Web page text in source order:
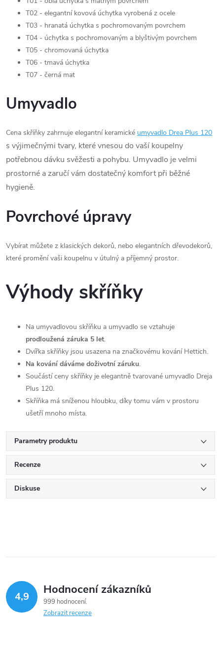
T02 - elegantní kovová úchytka vyrobená z ocele
T03 - hranatá úchytka s pochromovaným povrchem
T04 - úchytka s pochromovaným a blyštivým povrchem
T05 - chromovaná úchytka
T06 - tmavá úchytka
T07 - černá mat
Umyvadlo
Cena skříňky zahrnuje elegantní keramické umyvadlo Drea Plus 120
s výjimečnými tvary, které vnesou do vaší koupelny
potřebnou dávku svěžesti a pohybu. Umyvadlo je velmi
prostorné a zaručí vám dostatečný komfort při běžné
hygieně.
Povrchové úpravy
Vybírat můžete z klasických dekorů, nebo elegantních dřevodekorů,
které promění vaši koupelnu v útulný a příjemný prostor.
Výhody skříňky
Na umyvadlovou skříňku a umyvadlo se vztahuje
prodloužená záruka 5 let.
Dvířka skříňky jsou usazena na značkovému kování Hettich.
Na kování dáváme doživotní záruku.
Součástí ceny skříňky je elegantně tvarované umyvadlo Dreja
Plus 120.
Skříňka má sníženou hloubku, díky tomu vám v prostoru
ušetří mnoho místa.
Parametry produktu
Recenze
Diskuse
4,9 Hodnocení zákazníků
999 hodnocení
Zobrazit recenze